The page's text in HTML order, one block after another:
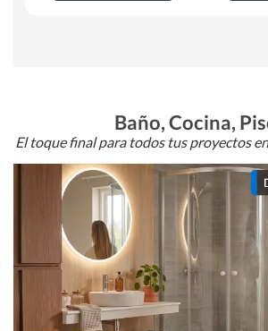
Baño, Cocina,
El toque final para todos tus proyectos